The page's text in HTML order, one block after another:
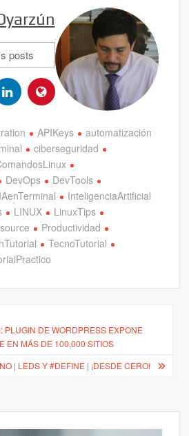
posts
APIKeys
automatización
ciberseguridad
DevOps
DevTools
IAenTerminal
InteligenciaArtificial
LINUX
LinuxTips
Productividad
TecnoTutorial
PLUGIN DE WORDPRESS EXPONE
EN MÁS DE 100,000 SITIOS
| LEDS Y #DEFINE | ¡DESDE CERO!